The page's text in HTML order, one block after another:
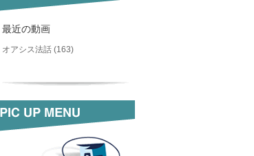
最近の動画
オアシス法話 (163)